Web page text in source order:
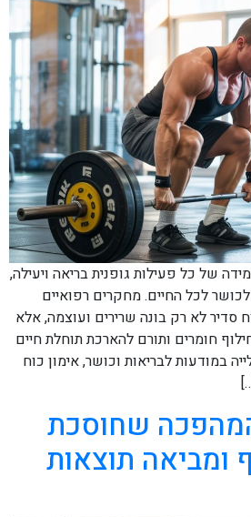
של כל פעילות גופנית בריאה ויעילה,
לכל החיים. מחקרים רפואיים
סדיר לא רק בונה שרירים ועוצמה, אלא
חומרים ותורם להארכת תוחלת חיים
במודעות לבריאות וכושר, אימון כוח
המהפכה שחוסכת
ומביאה תוצאות